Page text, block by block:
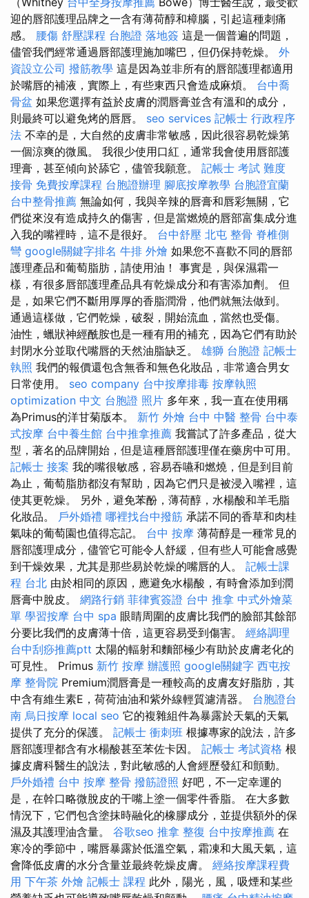
迎的唇部護理品牌之一含有薄荷醇和樟腦，引起這種刺痛
感。 腰傷 舒壓課程 台胞證 落地簽 這是一個普遍的問題，
儘管我們經常通過唇部護理施加嘴巴，但仍保持乾燥。 外
資設立公司 撥筋教學 這是因為並非所有的唇部護理都適用
於嘴唇的補液，實際上，有些東西只會造成麻煩。 台中喬
骨盆 如果您選擇有益於皮膚的潤唇膏並含有溫和的成分，
則最終可以避免烤的唇唇。 seo services 記帳士 行政程序
法 不幸的是，大自然的皮膚非常敏感，因此很容易乾燥第
一個涼爽的微風。 我很少使用口紅，通常我會使用唇部護
理膏，甚至傾向於舔它，儘管我願意。 記帳士 考試 難度
接骨 免費按摩課程 台胞證辦理 腳底按摩教學 台胞證宜蘭
台中整骨推薦 無論如何，我與辛辣的唇膏和唇彩無關，它
們從來沒有造成持久的傷害，但是當燃燒的唇部富集成分進
入我的嘴裡時，這不是很好。 台中舒壓 北屯 整骨 脊椎側
彎 google關鍵字排名 牛排 外燴 如果您不喜歡不同的唇部
護理產品和葡萄脂肪，請使用油！ 事實是，與保濕霜一
樣，有很多唇部護理​​產品具有乾燥成分和有害添加劑。 但
是，如果它們不斷用厚厚的香脂潤滑，他們就無法做到。
通過這樣做，它們乾燥，破裂，開始流血，當然也受傷。
油性，蠟狀神經酰胺也是一種有用的補充，因為它們有助於
封閉水分並取代嘴唇的天然油脂缺乏。 雄獅 台胞證 記帳士
執照 我們的報價還包含無香和無色化妝品，非常適合男女
日常使用。 seo company 台中按摩排毒 按摩執照
optimization 中文 台胞證 照片 多年來，我一直在使用稱
為Primus的洋甘菊版本。 新竹 外燴 台中 中醫 整骨 台中泰
式按摩 台中養生館 台中推拿推薦 我嘗試了許多產品，從大
型，著名的品牌開始，但是這種唇部護理僅在藥房中可用。
記帳士 接案 我的嘴很敏感，容易吞嚥和燃燒，但是到目前
為止，葡萄脂肪都沒有幫助，因為它們只是被浸入嘴裡，這
使其更乾燥。 另外，避免苯酚，薄荷醇，水楊酸和羊毛脂
化妝品。 戶外婚禮 哪裡找台中撥筋 承諾不同的香草和肉桂
氣味的葡萄園也值得忘記。 台中 按摩 薄荷醇是一種常見的
唇部護理成分，儘管它可能令人舒緩，但有些人可能會感覺
到干燥效果，尤其是那些易於乾燥的嘴唇的人。 記帳士課
程 台北 由於相同的原因，應避免水楊酸，有時會添加到潤
唇膏中脫皮。 網路行銷 菲律賓簽證 台中 推拿 中式外燴菜
單 學習按摩 台中 spa 眼睛周圍的皮膚比我們的臉部其餘部
分要比我們的皮膚薄十倍，這更容易受到傷害。 經絡調理
台中刮痧推薦ptt 太陽的輻射和麵部極少有助於皮膚老化的
可見性。 Primus 新竹 按摩 辦護照 google關鍵字 西屯按
摩 整骨院 Premium潤唇膏是一種較高的皮膚友好脂肪，其
中含有維生素E，荷荷油油和紫外線輕質濾清器。 台胞證台
南 烏日按摩 local seo 它的複雜組件為暴露於天氣的天氣
提供了充分的保護。 記帳士 衝刺班 根據專家的說法，許多
唇部護理​​都含有水楊酸甚至苯佐卡因。 記帳士 考試資格 根
據皮膚科醫生的說法，對此敏感的人會經歷發紅和顫動。
戶外婚禮 台中 按摩 整骨 撥筋證照 好吧，不一定幸運的
是，在幹口略微脫皮的干嘴上塗一個零件香脂。 在大多數
情況下，它們包含塗抹時融化的橡膠成分，並提供額外的保
濕及其護理油含量。 谷歌seo 推拿 整復 台中按摩推薦 在
寒冷的季節中，嘴唇暴露於低溫空氣，霜凍和大風天氣，這
會降低皮膚的水分含量並最終乾燥皮膚。 經絡按摩課程費
用 下午茶 外燴 記帳士 課程 此外，陽光，風，吸煙和某些